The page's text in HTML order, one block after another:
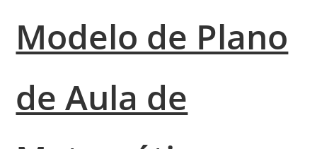
Modelo de Plano
de Aula de